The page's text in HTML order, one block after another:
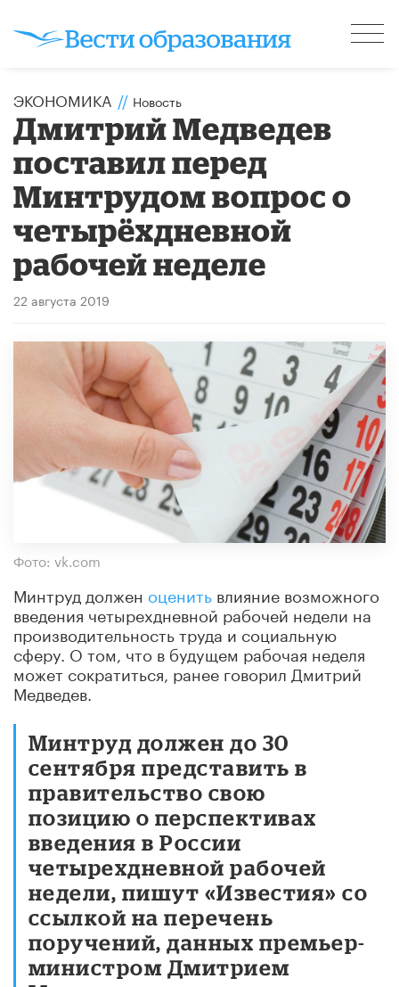
ЭКОНОМИКА // Новость
Дмитрий Медведев
поставил перед
Минтрудом вопрос о
четырёхдневной
рабочей неделе
22 августа 2019
Фото: vk.com
Минтруд должен оценить влияние возможного
введения четырехдневной рабочей недели на
производительность труда и социальную
сферу. О том, что в будущем рабочая неделя
может сократиться, ранее говорил Дмитрий
Медведев.
Минтруд должен до 30
сентября представить в
правительство свою
позицию о перспективах
введения в России
четырехдневной рабочей
недели, пишут «Известия» со
ссылкой на перечень
поручений, данных премьер-
министром Дмитрием